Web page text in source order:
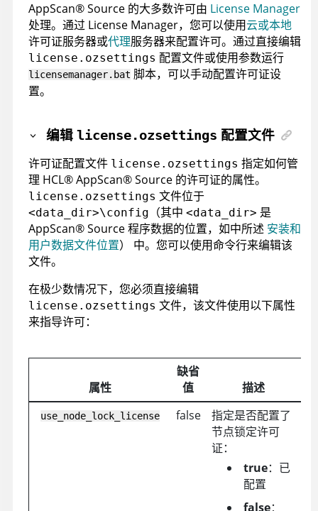
AppScan®Source 的大多数许可由 License Manager
处理。通过 License Manager，您可以使用云或本地
许可证服务器或代理服务器来配置许可。通过直接编辑
license.ozsettings 配置文件或使用参数运行
licensemanager.bat 脚本，可以手动配置许可证设
置。
编辑license.ozsettings 配置文件
许可证配置文件 license.ozsettings 指定如何管
理 HCL®AppScan®Source 的许可证的属性。
license.ozsettings 文件位于
<data_dir>\config （其中 <data_dir> 是
AppScan®Source程序数据的位置，如中所述 安装和
用户数据文件位置）
中。您可以使用命令行来编辑该
文件。
在极少数情况下，您必须直接编辑
license.ozsettings 文件，该文件使用以下属性
来指导许可：
属性
缺省
值
描述
use_node_lock_license false
指定是否配置了
节点锁定许可
证：
true：已
配置
false：